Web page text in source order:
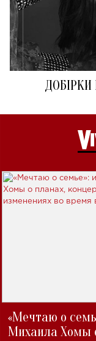
ДОБІРКИ
«Мечтаю о
Михаила Хомы